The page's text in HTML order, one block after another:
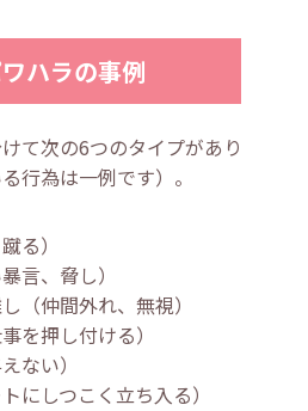
ハラの事例
て次の6つのタイプがあります
行為は一例です）。
る）
言、脅し）
（仲間外れ、無視）
を押し付ける）
ない）
にしつこく立ち入る）